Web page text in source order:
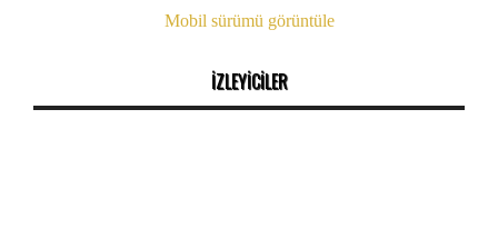
Mobil sürümü görüntüle
İZLEYİCİLER